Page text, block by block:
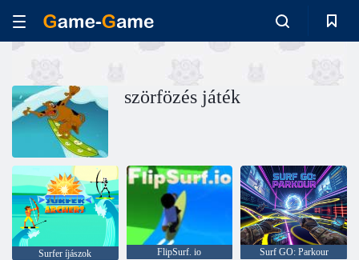
szörfözés játék
Surfer íjászok FlipSurf. io Surf GO: Parkour